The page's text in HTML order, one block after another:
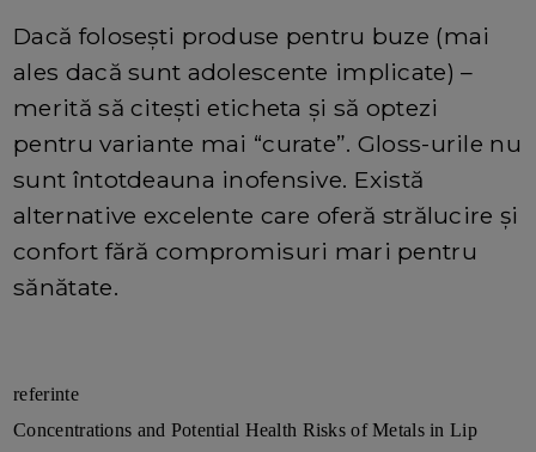
Dacă foloseşti produse pentru buze (mai
ales dacă sunt adolescente implicate) –
merită să citeşti eticheta şi să optezi
pentru variante mai “curate”. Gloss-urile nu
sunt întotdeauna inofensive. Există
alternative excelente care oferă strălucire şi
confort fără compromisuri mari pentru
sănătate.
referinte
Concentrations and Potential Health Risks of Metals in Lip